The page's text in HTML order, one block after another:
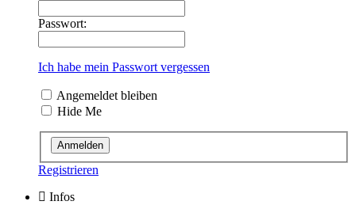
Passwort:
Ich habe mein Passwort vergessen
Angemeldet bleiben
Hide Me
Registrieren
Infos